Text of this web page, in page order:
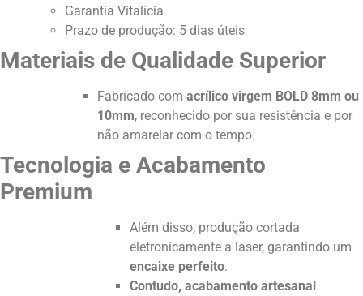
Garantia Vitalícia
Prazo de produção: 5 dias úteis
Materiais de Qualidade Superior
Fabricado com acrílico virgem BOLD 8mm ou
10mm, reconhecido por sua resistência e por
não amarelar com o tempo.
Tecnologia e Acabamento
Premium
Além disso, produção cortada
eletronicamente a laser, garantindo um
encaixe perfeito.
Contudo, acabamento artesanal